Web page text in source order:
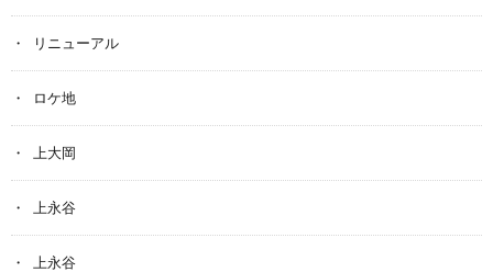
リニューアル
ロケ地
上大岡
上永谷
上永谷